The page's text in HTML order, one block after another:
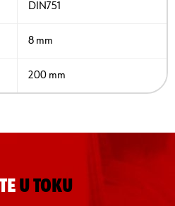
DIN751
8 mm
200 mm
U TOKU